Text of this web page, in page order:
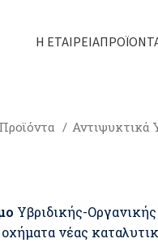
Η ΕΤΑΙΡΕΊΑ
Αντιψυκτικά
Υβριδικής-
νέας